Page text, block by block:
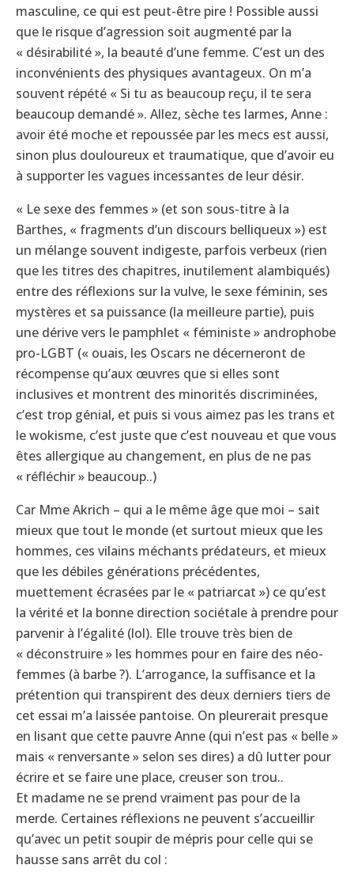
masculine, ce qui est peut-être pire ! Possible aussi
que le risque d’agression soit augmenté par la
« désirabilité », la beauté d’une femme. C’est un des
inconvénients des physiques avantageux. On m’a
souvent répété « Si tu as beaucoup reçu, il te sera
beaucoup demandé ». Allez, sèche tes larmes, Anne :
avoir été moche et repoussée par les mecs est aussi,
sinon plus douloureux et traumatique, que d’avoir eu
à supporter les vagues incessantes de leur désir.
« Le sexe des femmes » (et son sous-titre à la
Barthes, « fragments d’un discours belliqueux ») est
un mélange souvent indigeste, parfois verbeux (rien
que les titres des chapitres, inutilement alambiqués)
entre des réflexions sur la vulve, le sexe féminin, ses
mystères et sa puissance (la meilleure partie), puis
une dérive vers le pamphlet « féministe » androphobe
pro-LGBT (« ouais, les Oscars ne décerneront de
récompense qu’aux œuvres que si elles sont
inclusives et montrent des minorités discriminées,
c’est trop génial, et puis si vous aimez pas les trans et
le wokisme, c’est juste que c’est nouveau et que vous
êtes allergique au changement, en plus de ne pas
« réfléchir » beaucoup..)
Car Mme Akrich – qui a le même âge que moi – sait
mieux que tout le monde (et surtout mieux que les
hommes, ces vilains méchants prédateurs, et mieux
que les débiles générations précédentes,
muettement écrasées par le « patriarcat ») ce qu’est
la vérité et la bonne direction sociétale à prendre pour
parvenir à l’égalité (lol). Elle trouve très bien de
« déconstruire » les hommes pour en faire des néo-
femmes (à barbe ?). L’arrogance, la suffisance et la
prétention qui transpirent des deux derniers tiers de
cet essai m’a laissée pantoise. On pleurerait presque
en lisant que cette pauvre Anne (qui n’est pas « belle »
mais « renversante » selon ses dires) a dû lutter pour
écrire et se faire une place, creuser son trou..
Et madame ne se prend vraiment pas pour de la
merde. Certaines réflexions ne peuvent s’accueillir
qu’avec un petit soupir de mépris pour celle qui se
hausse sans arrêt du col :